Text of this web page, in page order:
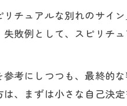
チュアルな別れのサ
敗例として、スピリチ
考にしつつも、最終的
、まずは小さな自己決